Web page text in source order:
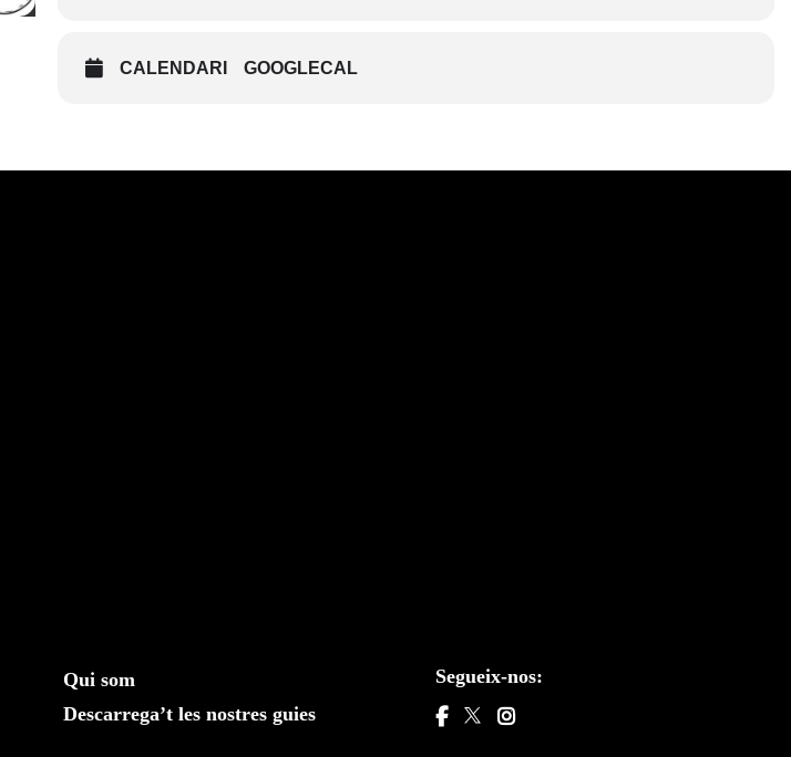
CALENDARI GOOGLECAL
Qui som
Descarrega’t les nostres guies
Segueix-nos: